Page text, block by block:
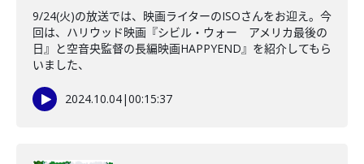
9/24(火)の放送では、映画ライターのISOさんをお迎え。今
回は、ハリウッド映画『シビル・ウォー アメリカ最後の
日』と空音央監督の長編映画HAPPYEND』を紹介してもら
いました、
2024.10.04|00:15:37